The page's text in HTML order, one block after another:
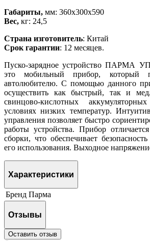
Габариты, мм: 360х300х590
Вес, кг: 24,5
Страна изготовитель: Китай
Срок гарантии: 12 месяцев.
Пуско-зарядное устройство ПАРМА
это мобильный прибор, который
автолюбителю. С помощью данного
осуществить как быстрый, так и
свинцово-кислотных
условиях низких температур.
управления позволяет быстро
работы устройства. Прибор
сборки, что обеспечивает
его использования. Выходное
Характеристики
Бренд Парма
Отзывы
Оставить отзыв